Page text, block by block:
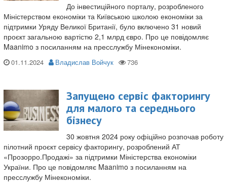
До інвестиційного порталу, розробленого
Міністерством економіки та Київською школою економіки за
підтримки Уряду Великої Британії, було включено 31 новий
проєкт загальною вартістю 2,1 млрд євро. Про це повідомляє
Maanimo з посиланням на пресслужбу Мінекономіки.
01.11.2024 Владислав Войчук
Запущено сервіс факторингу
для малого та середнього
бізнесу
30 жовтня 2024 року офіційно розпочав роботу
пілотний проєкт сервісу факторингу, розроблений АТ
«Прозорро.Продажі» за підтримки Міністерства економіки
України. Про це повідомляє Maanimo з посиланням на
пресслужбу Мінекономіки.